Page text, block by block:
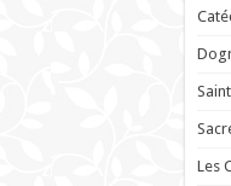
Les